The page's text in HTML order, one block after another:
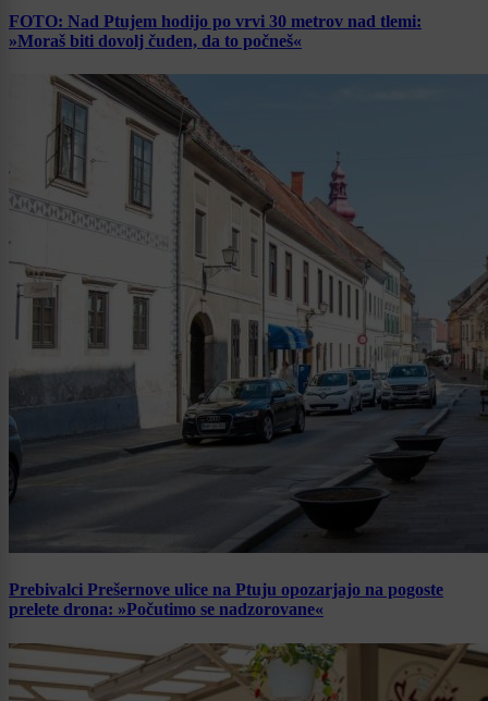
FOTO: Nad Ptujem hodijo po vrvi 30 metrov nad tlemi:
»Moraš biti dovolj čuden, da to počneš«
Prebivalci Prešernove ulice na Ptuju opozarjajo na pogoste
prelete drona: »Počutimo se nadzorovane«